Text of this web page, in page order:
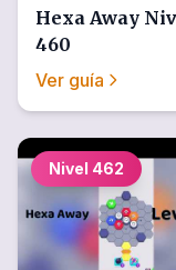
Hexa Away
460
Ver guía
Nivel 462